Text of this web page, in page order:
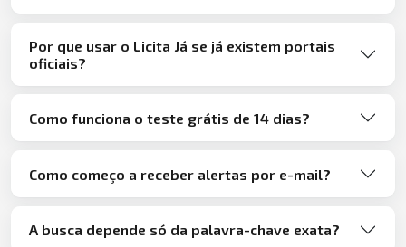
Por que usar o Licita Já se já existem portais
oficiais?
Como funciona o teste grátis de 14 dias?
Como começo a receber alertas por e-mail?
A busca depende só da palavra-chave exata?